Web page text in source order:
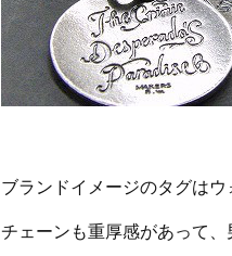
ブランドイメージのタグはウ
チェーンも重厚感があって、